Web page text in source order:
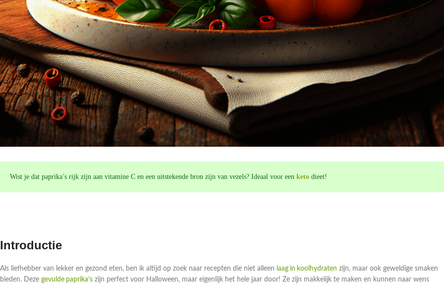
Wist je dat paprika’s rijk zijn aan vitamine C en een uitstekende bron zijn van vezels? Ideaal voor een keto dieet!
Introductie
Als liefhebber van lekker en gezond eten, ben ik altijd op zoek naar recepten die niet alleen laag in koolhydraten zijn, maar ook geweldige smaken
bieden. Deze gevulde paprika’s zijn perfect voor Halloween, maar eigenlijk het hele jaar door! Ze zijn makkelijk te maken en kunnen naar wens